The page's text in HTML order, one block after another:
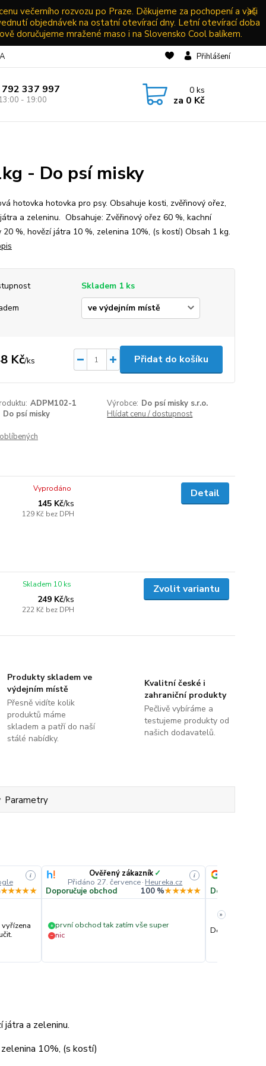
večerního rozvozu po Praze. Děkujeme za pochopení a vaši
objednávek na ostatní otevírací dny. Letní otevírací doba
doručujeme mražené maso i na Slovensko Cool balíkem.
Přihlášení
337 997
- 19:00
0ks
za 0 Kč
- Do psí misky
hotovka hotovka pro psy. Obsahuje kosti, zvěřinový ořez,
a zeleninu. Obsahuje: Zvěřinový ořez 60 %, kachní
20 %, hovězí játra 10 %, zelenina 10%, (s kostí) Obsah 1 kg.
Skladem 1 ks
Kč/ks Přidat do košíku
ADPM102-1 Výrobce: Do psí misky s.r.o.
Do psí misky Hlídat cenu / dostupnost
145 Kč/ks
129 Kč bez DPH
Vyprodáno Detail
249 Kč/ks
222 Kč bez DPH
Skladem 10 ks Zvolit variantu
Produkty skladem ve
výdejním místě
Přesně vidíte kolik
produktů máme
skladem a patří do naší
stálé nabídky.
Kvalitní české i
zahraniční produkty
Pečlivě vybíráme a
testujeme produkty od
našich dodavatelů.
Parametry
i
★★★★★
Ověřený zákazník ✓
Přidáno 27. července· Heureka.cz
i
Doporučuje obchod 100 %★★★★★
+ první obchod tak zatím vše super
− nic
Doporučuje
Dobré
»
játra a zeleninu.
10%, (s kostí)